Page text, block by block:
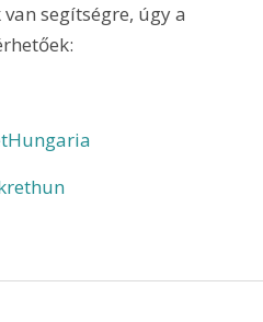
segítségre, úgy a